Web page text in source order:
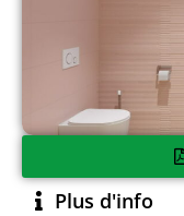
Plus d'info